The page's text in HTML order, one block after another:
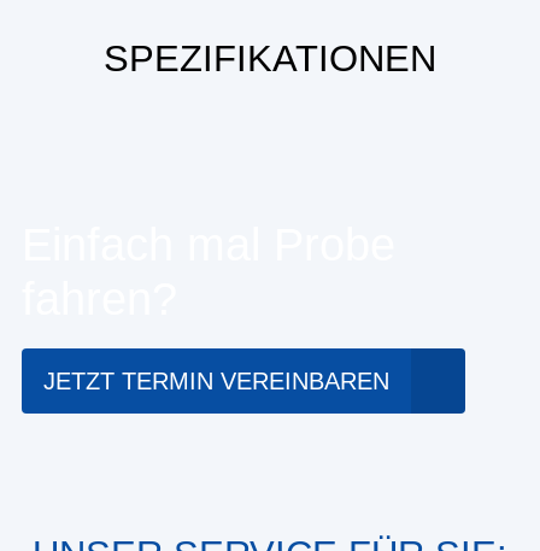
SPEZIFIKATIONEN
JETZT TERMIN VEREINBAREN